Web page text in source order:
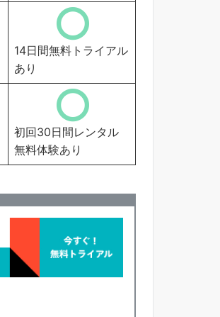
14日間無料トライアル
あり
初回30日間レンタル
無料体験あり